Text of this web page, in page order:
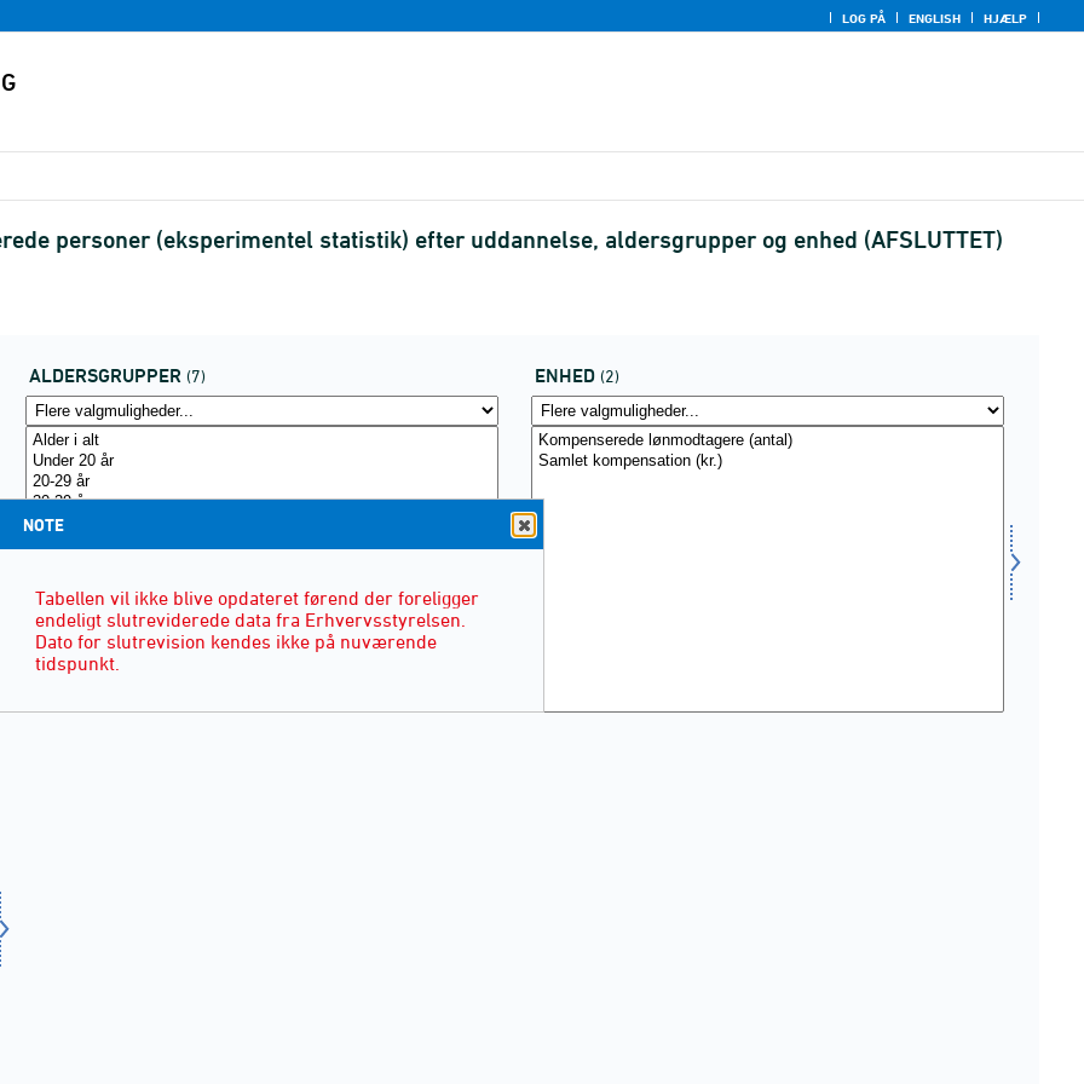
LOG PÅ ENGLISH HJÆLP
personer (eksperimentel statistik) efter uddannelse, aldersgrupper og enhed (AFSLUTTET)
ALDERSGRUPPER (7) ENHED (2)
NOTE
Tabellen vil ikke blive opdateret førend der foreligger
endeligt slutreviderede data fra Erhvervsstyrelsen.
Dato for slutrevision kendes ikke på nuværende
tidspunkt.